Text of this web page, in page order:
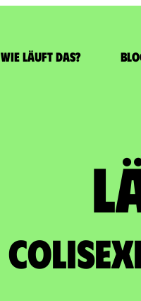
Wie läuft das?